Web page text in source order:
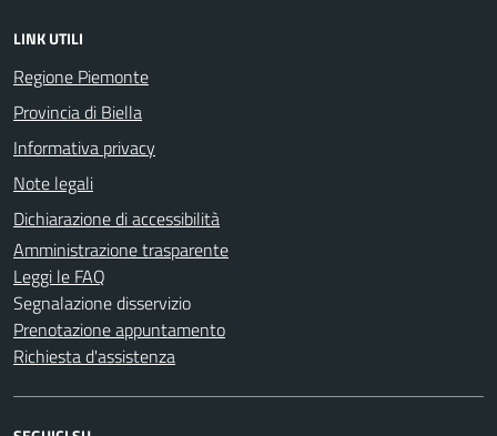
LINK UTILI
Regione Piemonte
Provincia di Biella
Informativa privacy
Note legali
Dichiarazione di accessibilità
Amministrazione trasparente
Leggi le FAQ
Segnalazione disservizio
Prenotazione appuntamento
Richiesta d'assistenza